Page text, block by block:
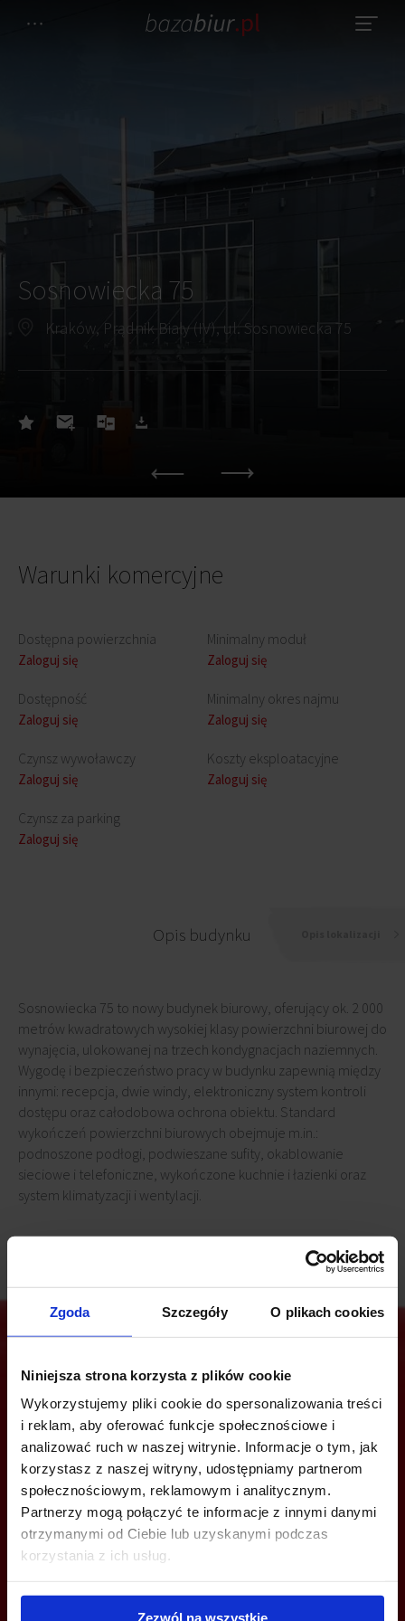
Zgoda Szczegóły O plikach cookies
Niniejsza strona korzysta z plików cookie
Wykorzystujemy pliki cookie do spersonalizowania treści
i reklam, aby oferować funkcje społecznościowe i
analizować ruch w naszej witrynie. Informacje o tym, jak
korzystasz z naszej witryny, udostępniamy partnerom
społecznościowym, reklamowym i analitycznym.
Partnerzy mogą połączyć te informacje z innymi danymi
otrzymanymi od Ciebie lub uzyskanymi podczas
korzystania z ich usług.
Zezwól na wszystkie
Sosnowiecka 75
Kraków, Prądnik Biały (IV), ul. Sosnowiecka 75
Warunki komercyjne
Dostępna powierzchnia
Zaloguj się
Dostępność
Zaloguj się
Czynsz wywoławczy
Zaloguj się
Czynsz za parking
Zaloguj się
Minimalny moduł
Zaloguj się
Minimalny okres najmu
Zaloguj się
Koszty eksploatacyjne
Zaloguj się
Opis budynku
Sosnowiecka 75 to nowy budynek biurowy, oferujący ok. 2 000
metrów kwadratowych wysokiej klasy powierzchni biurowej do
wynajęcia, ulokowanej na trzech kondygnacjach naziemnych.
Wygodę i bezpieczeństwo pracy w budynku zapewnią między
innymi: recepcja, dwie windy, elektroniczny system kontroli
dostępu oraz całodobowa ochrona obiektu. Standard
wykończeń powierzchni biurowych obejmuje m.in.:
podnoszone podłogi, podwieszane sufity, okablowanie
sieciowe i telefoniczne, wykończone kuchnie i łazienki oraz
system klimatyzacji i wentylacji.
Jesteś zainteresowany tą ofertą?
ZADZWOŃ I DOWIEDZ SIĘ WIĘCEJ
+48 12 294 94 30
krakow@bazabiur.pl